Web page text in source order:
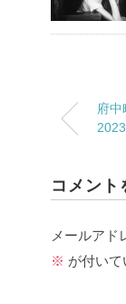
府中
コメント
メールアド
※ が付い